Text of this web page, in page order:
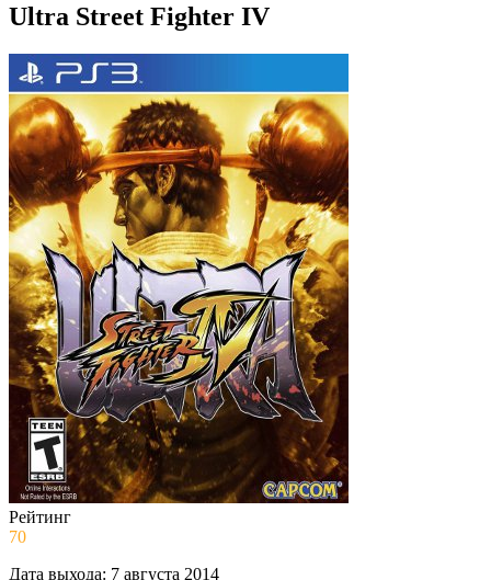
Ultra Street Fighter IV
Рейтинг
70
Дата выхода: 7 августа 2014